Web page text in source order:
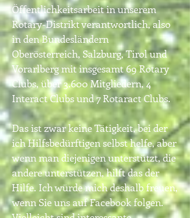
Öffentlichkeitsarbeit in unserem
Rotary-Distrikt verantwortlich, also
in den Bundesländern
Oberösterreich, Salzburg, Tirol und
Vorarlberg mit insgesamt 69 Rotary
Clubs, über 3.600 Mitgliedern, 4
Interact Clubs und 7 Rotaract Clubs.
Das ist zwar keine Tätigkeit, bei der
ich Hilfsbedürftigen selbst helfe, aber
wenn man diejenigen unterstützt, die
andere unterstützen, hilft das der
Hilfe. Ich würde mich deshalb freuen,
wenn Sie uns auf Facebook folgen.